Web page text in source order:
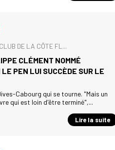
DE LA CÔTE FL...
CLÉMENT NOMMÉ
PEN LUI SUCCÈDE SUR LE
Cabourg qui se tourne. "Mais un
qui est loin d'être terminé",...
Lire la suite